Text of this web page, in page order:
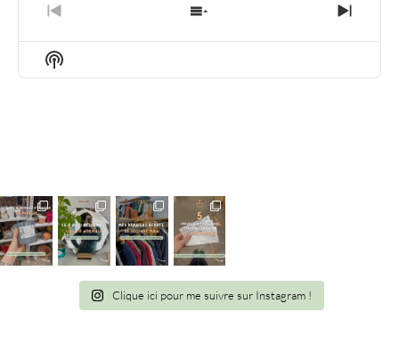
PREVIOUS
EPISODE
SHOW
EPISODES
NEXT
Show
Podcast
Clique ici pour me suivre sur Instagram !